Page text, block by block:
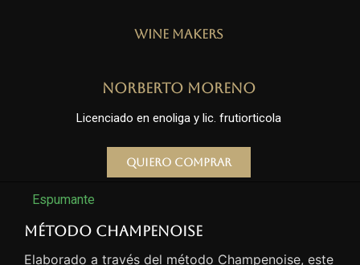
Wine Makers
Norberto Moreno
Licenciado en enoliga y lic. frutiorticola
Quiero comprar
Espumante
Método Champenoise
Elaborado a través del método Champenoise, este